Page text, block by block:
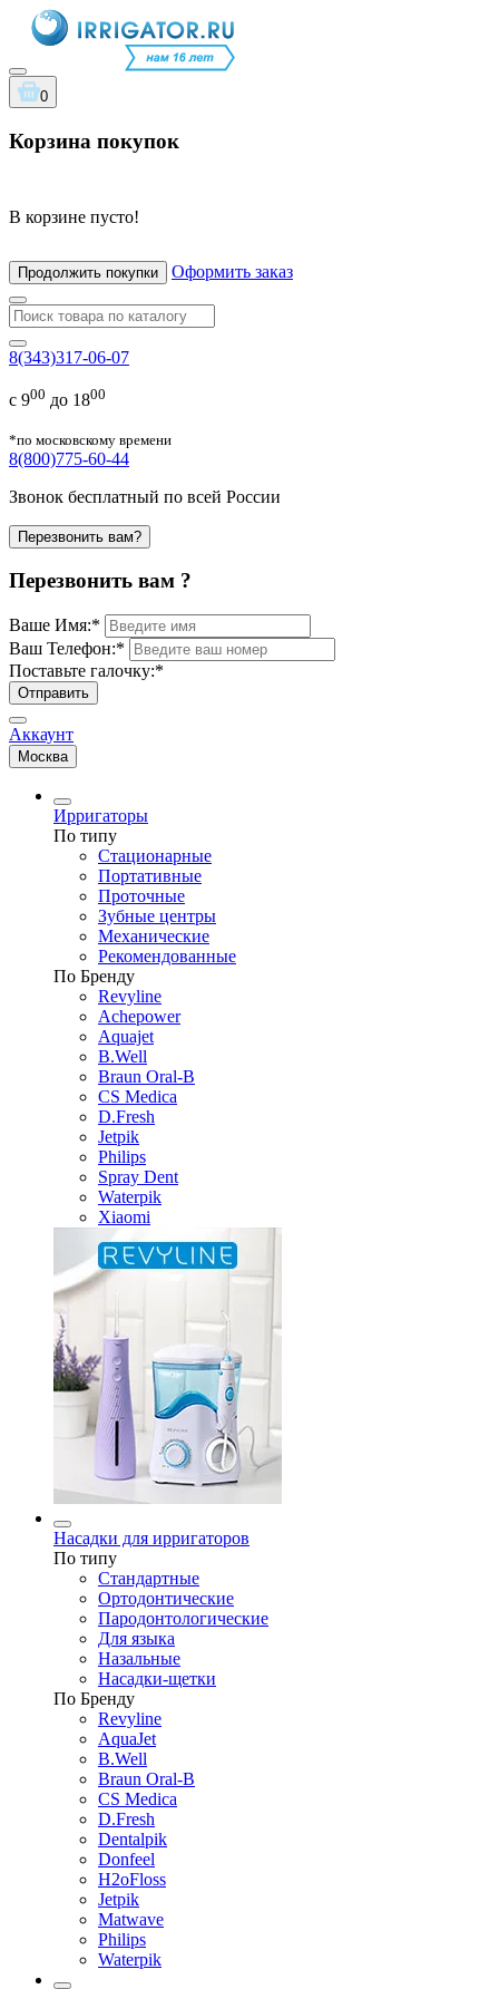
0
Корзина покупок
В корзине пусто!
Продолжить покупки Оформить заказ
8(343)317-06-07
с 900 до 1800
*по московскому времени
8(800)775-60-44
Звонок бесплатный по всей России
Перезвонить вам?
Перезвонить вам ?
Ваше Имя:*
Ваш Телефон:*
Поставьте галочку:*
Отправить
Аккаунт
Москва
Ирригаторы
По типу
Стационарные
Портативные
Проточные
Зубные центры
Механические
Рекомендованные
По Бренду
Revyline
Achepower
Aquajet
B.Well
Braun Oral-B
CS Medica
D.Fresh
Jetpik
Philips
Spray Dent
Waterpik
Xiaomi
Насадки для ирригаторов
По типу
Стандартные
Ортодонтические
Пародонтологические
Для языка
Назальные
Насадки-щетки
По Бренду
Revyline
AquaJet
B.Well
Braun Oral-B
CS Medica
D.Fresh
Dentalpik
Donfeel
H2oFloss
Jetpik
Matwave
Philips
Waterpik